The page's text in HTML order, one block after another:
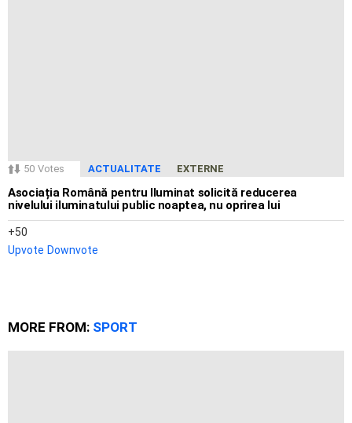
50 Votes ACTUALITATE EXTERNE
Asociația Română pentru Iluminat solicită reducerea
nivelului iluminatului public noaptea, nu oprirea lui
50
Upvote Downvote
MORE FROM: SPORT